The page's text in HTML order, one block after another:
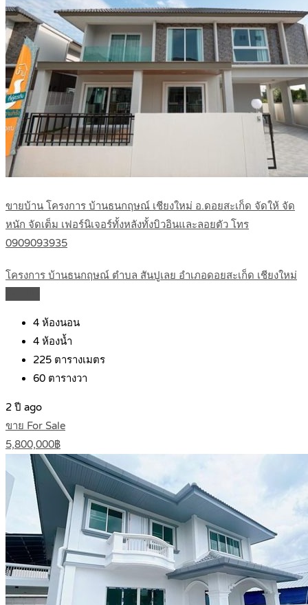
ขายบ้าน โครงการ บ้านธนกฤษณ์ เชียงใหม่ อ.ดอยสะเก็ด จัดให้ จัด
หนัก จัดเต็ม เฟอร์นิเจอร์ทั้งหลังทั้งบิวอินและลอยตัว โทร
0909093935
โครงการ บ้านธนกฤษณ์ ตำบล สันปูเลย อำเภอดอยสะเก็ด เชียงใหม่
4 ห้องนอน
4 ห้องน้ำ
225 ตารางเมตร
60 ตารางวา
2 ปี ago
ขาย For Sale
5,800,000฿